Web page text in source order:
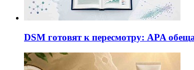
DSM готовят к пересмотру: APA